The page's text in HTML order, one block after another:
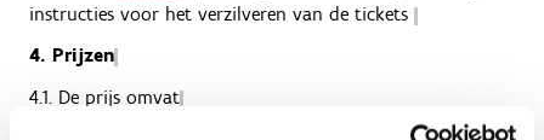
instructies voor het verzilveren van de tickets
4. Prijzen
4.1. De prijs omvat